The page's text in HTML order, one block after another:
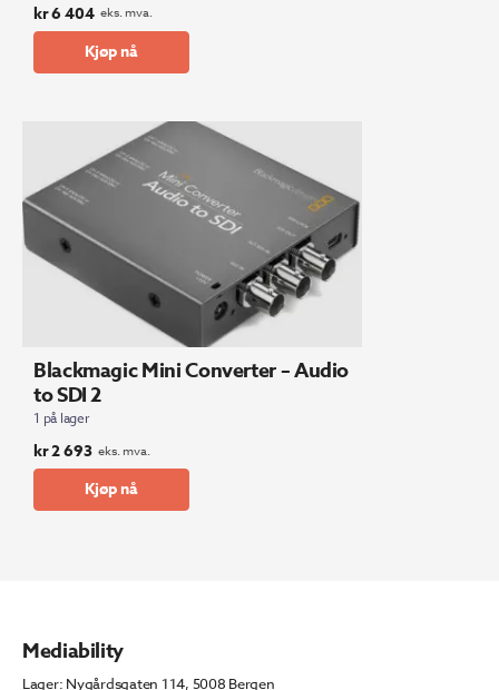
kr6 404 eks. mva.
Kjøp nå
Blackmagic Mini Converter – Audio
to SDI 2
1 på lager
kr2 693 eks. mva.
Kjøp nå
Mediability
Lager: Nygårdsgaten 114, 5008 Bergen